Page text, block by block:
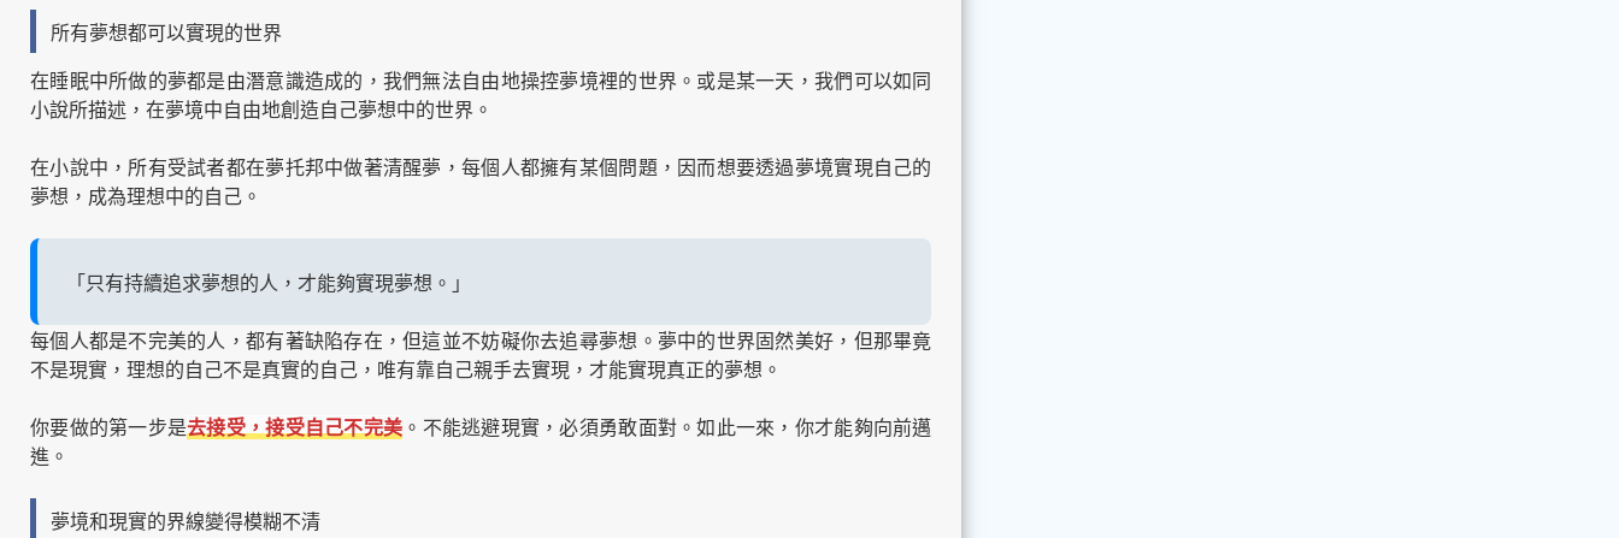
所有夢想都可以實現的世界
在睡眠中所做的夢都是由潛意識造成的，我們無法自由地操控夢境裡的世界。或是某一天，我們可以如同
小說所描述，在夢境中自由地創造自己夢想中的世界。
在小說中，所有受試者都在夢托邦中做著清醒夢，每個人都擁有某個問題，因而想要透過夢境實現自己的
夢想，成為理想中的自己。
「只有持續追求夢想的人，才能夠實現夢想。」
每個人都是不完美的人，都有著缺陷存在，但這並不妨礙你去追尋夢想。夢中的世界固然美好，但那畢竟
不是現實，理想的自己不是真實的自己，唯有靠自己親手去實現，才能實現真正的夢想。
你要做的第一步是去接受，接受自己不完美 。不能逃避現實，必須勇敢面對。如此一來，你才能夠向前邁
進。
夢境和現實的界線變得模糊不清